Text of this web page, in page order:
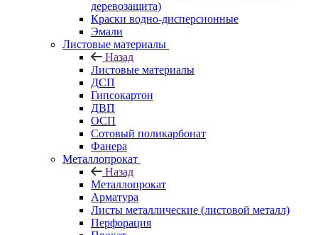
деревозащита)
Краски водно-дисперсионные
Эмали
Листовые материалы
Назад
Листовые материалы
ДСП
Гипсокартон
ДВП
ОСП
Сотовый поликарбонат
Фанера
Металлопрокат
Назад
Металлопрокат
Арматура
Листы металлические (листовой металл)
Перфорация